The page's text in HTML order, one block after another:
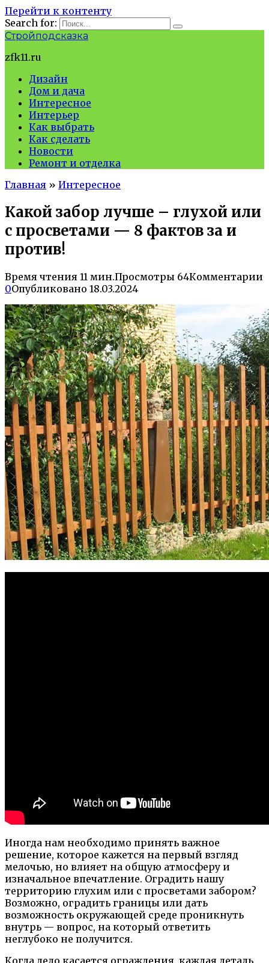
Перейти к контенту
Search for:
Стройподсказка
zfk11.ru
Дизайн
Дом и дача
Интересное
Интерьер
Как выбрать
Как сделать
Новости
Ремонт и отделка
Главная » Интересное
Какой забор лучше – глухой или
с просветами — 8 фактов за и
против!
Время чтения 11 мин.Просмотры 64Комментарии
0Опубликовано 18.03.2024
Иногда нам необходимо принять важное
решение, которое кажется на первый взгляд
мелочью, но влияет на общую атмосферу и
изначальное впечатление. Оградить нашу
территорию глухим или с просветами забором?
Возможно, оградить границы или дать
возможность окружающей среде проникнуть
внутрь — вопрос, на который ответить
неглубоко не получится.
Когда дело касается ограждения, каждая деталь